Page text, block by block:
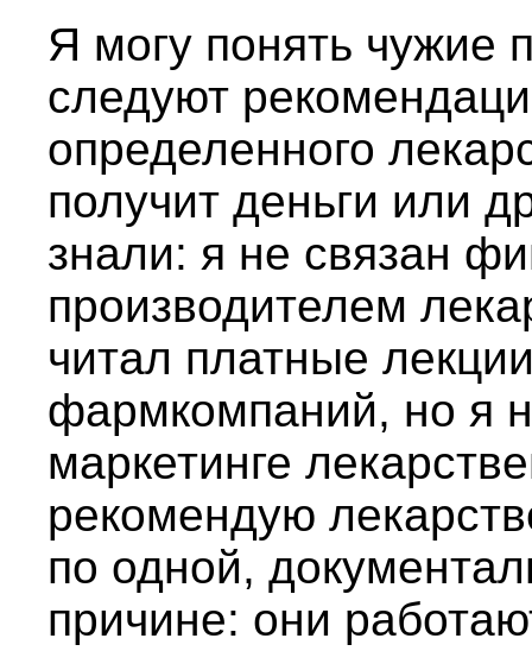
Я могу понять чужие
следуют
определенного
получит деньги или
знали: я не связан
производителем
читал платные
фармкомпаний, но я
маркетинге
рекомендую
по одной,
причине: они